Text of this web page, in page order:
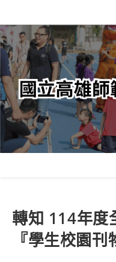
轉
至
主
內
容
轉知 114年度
『學生校園刊